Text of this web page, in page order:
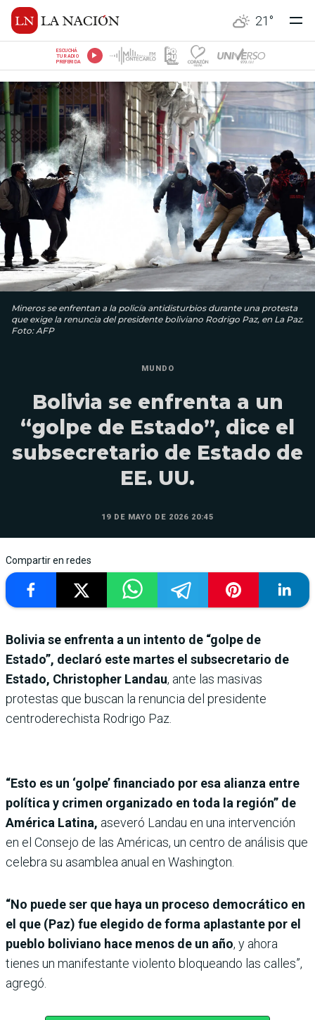
21 °
ESCUCHÁ
TU RADIO
PREFERIDA
Mineros se enfrentan a la policía antidisturbios durante una protesta
que exige la renuncia del presidente boliviano Rodrigo Paz, en La Paz.
Foto: AFP
MUNDO
Bolivia se enfrenta a un
“golpe de Estado”, dice el
subsecretario de Estado de
EE. UU.
19 DE MAYO DE 2026 20:45
Compartir en redes
Bolivia se enfrenta a un intento de “golpe de
Estado”, declaró este martes el subsecretario de
Estado, Christopher Landau, ante las masivas
protestas que buscan la renuncia del presidente
centroderechista Rodrigo Paz.
“Esto es un ‘golpe’ financiado por esa alianza entre
política y crimen organizado en toda la región” de
América Latina, aseveró Landau en una intervención
en el Consejo de las Américas, un centro de análisis que
celebra su asamblea anual en Washington.
“No puede ser que haya un proceso democrático en
el que (Paz) fue elegido de forma aplastante por el
pueblo boliviano hace menos de un año, y ahora
tienes un manifestante violento bloqueando las calles”,
agregó.